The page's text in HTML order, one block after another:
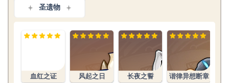
圣遗物
文件:血红之
血红之证 风起之日 长夜之誓 谐律异想断章